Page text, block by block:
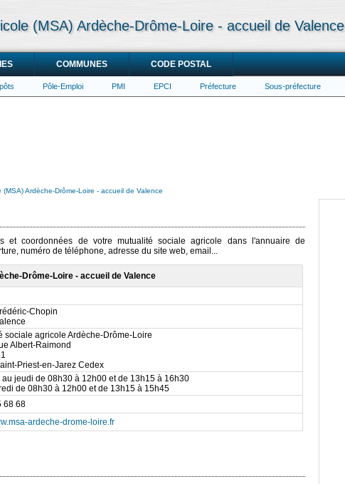
(MSA) Ardèche-Drôme-Loire - accueil de Valence
COMMUNES CODE POSTAL
Pôle-Emploi PMI EPCI Préfecture Sous-préfecture
Ardèche-Drôme-Loire - accueil de Valence
et coordonnées de votre mutualité sociale agricole dans l'annuaire de
numéro de téléphone, adresse du site web, email...
Drôme-Loire - accueil de Valence
Chopin
sociale agricole Ardèche-Drôme-Loire
Albert-Raimond
Priest-en-Jarez Cedex
au jeudi de 08h30 à 12h00 et de 13h15 à 16h30
de 08h30 à 12h00 et de 13h15 à 15h45
68 68
ardeche-drome-loire.fr